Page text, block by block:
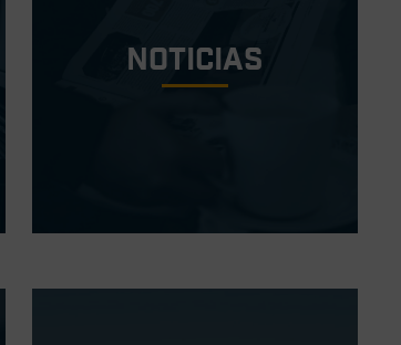
Noticias